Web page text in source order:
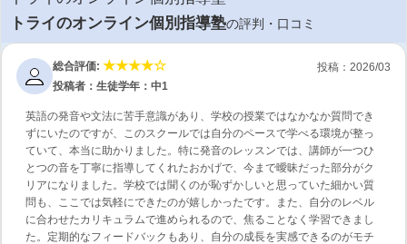
トライのオンライン個別指導塾の評判・口コミ
投稿：2026/03
総合評価:
投稿者：生徒学年：中1
英語の発音や文法に苦手意識があり、学校の授業ではなかなか質問でき
ずにいたのですが、このスクールでは自分のペースで学べる環境が整っ
ていて、本当に助かりました。特に発音のレッスンでは、講師が一つひ
とつの音を丁寧に指導してくれたおかげで、今まで曖昧だった部分がク
リアになりました。学校では聞くのが恥ずかしいと思っていた細かい質
問も、ここでは気軽にできたのが嬉しかったです。また、自分のレベル
に合わせたカリキュラムで進められるので、焦ることなく学習できまし
た。定期的なフィードバックもあり、自分の成長を実感できるのがモチ